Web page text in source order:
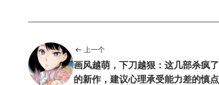
上一个
画风越萌，下刀越狠：这几部杀疯了
的新作，建议心理承受能力差的慎点